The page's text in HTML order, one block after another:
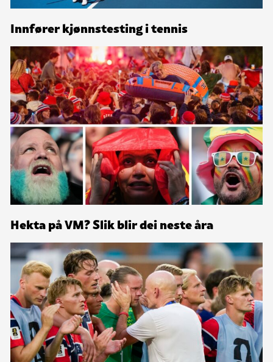
Innfører kjønnstesting i tennis
Hekta på VM? Slik blir dei neste åra